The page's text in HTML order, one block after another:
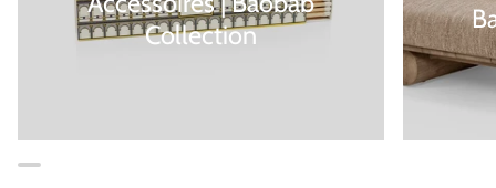
Collection